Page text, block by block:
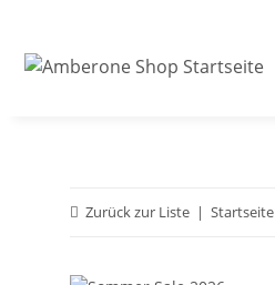
Zurück zur Liste Startseite